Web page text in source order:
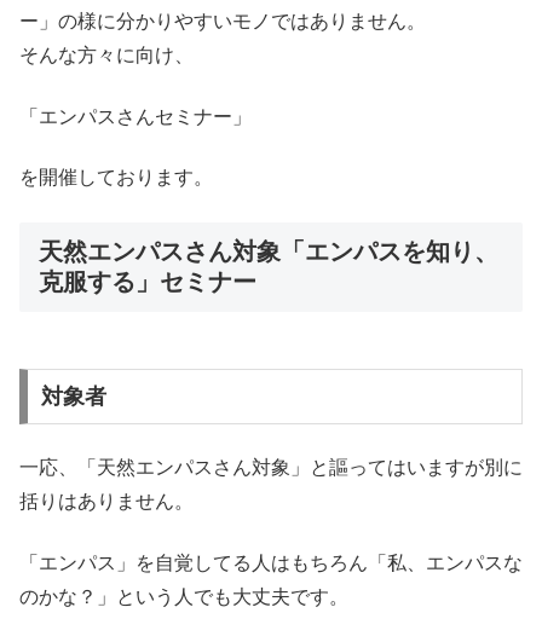
ー」の様に分かりやすいモノではありません。
そんな方々に向け、
「エンパスさんセミナー」
を開催しております。
天然エンパスさん対象「エンパスを知り、
克服する」セミナー
対象者
一応、「天然エンパスさん対象」と謳ってはいますが別に
括りはありません。
「エンパス」を自覚してる人はもちろん「私、エンパスな
のかな？」という人でも大丈夫です。